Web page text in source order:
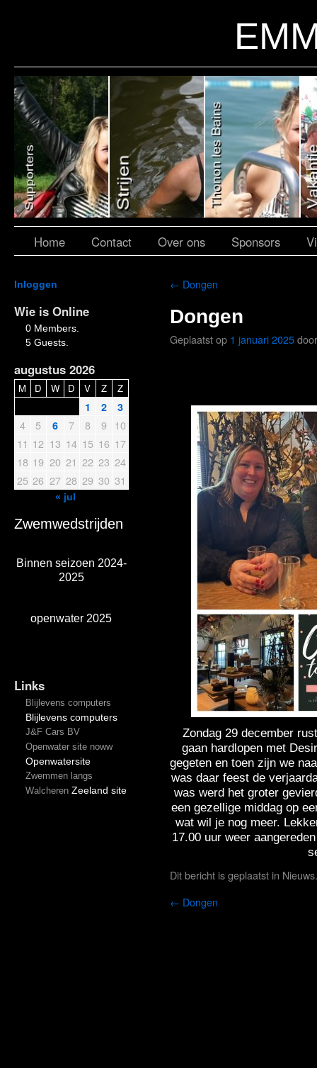
Home Contact Over ons Sponsors
Inloggen
Wie is Online
0 Members.
5 Guests.
augustus 2026
M D W D V Z Z
1 2 3
4 5 6 7 8 9
10
11 12 13 14 15 16 17
18 19 20 21 22 23 24
25 26 27 28 29 30 31
« jul
Zwemwedstrijden
Binnen seizoen 2024-
2025
openwater 2025
Links
Blijlevens computers
Blijlevens computers
J&F Cars BV
Openwater site noww
Openwatersite
Zwemmen langs
WalcherenZeeland site
← Dongen
Dongen
Geplaatst op 1 januari 2025door
Zondag 29 december
gaan hardlopen met
gegeten en toen zijn we
was daar feest de
was werd het groter
een gezellige middag op
wat wil je nog meer.
17.00 uur weer
Dit bericht is geplaatst in Nieuws
← Dongen